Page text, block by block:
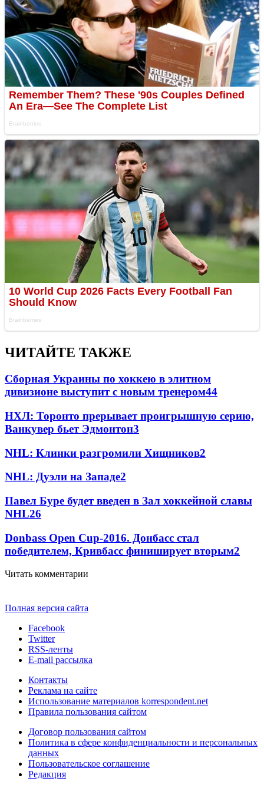
ЧИТАЙТЕ ТАКЖЕ
Сборная Украины по хоккею в элитном
дивизионе выступит с новым тренером44
НХЛ: Торонто прерывает проигрышную серию,
Ванкувер бьет Эдмонтон3
NHL: Клинки разгромили Хищников2
NHL: Дуэли на Западе2
Павел Буре будет введен в Зал хоккейной славы
NHL26
Donbass Open Cup-2016. Донбасс стал
победителем, Кривбасс финиширует вторым2
Читать комментарии
Полная версия сайта
Facebook
Twitter
RSS-ленты
E-mail рассылка
Контакты
Реклама на сайте
Использование материалов korrespondent.net
Правила пользования сайтом
Договор пользования сайтом
Политика в сфере конфиденциальности и персональных
данных
Пользовательское соглашение
Редакция